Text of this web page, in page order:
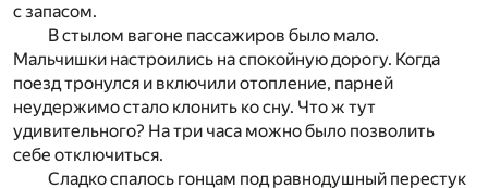
с запасом.
В стылом вагоне пассажиров было мало.
Мальчишки настроились на спокойную дорогу. Когда
поезд тронулся и включили отопление, парней
неудержимо стало клонить ко сну. Что ж тут
удивительного? На три часа можно было позволить
себе отключиться.
Сладко спалось гонцам под равнодушный перестук